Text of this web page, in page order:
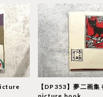
【DP353】夢二画集